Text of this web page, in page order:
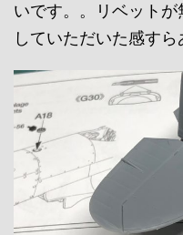
いです。。リベット
していただいた感すら